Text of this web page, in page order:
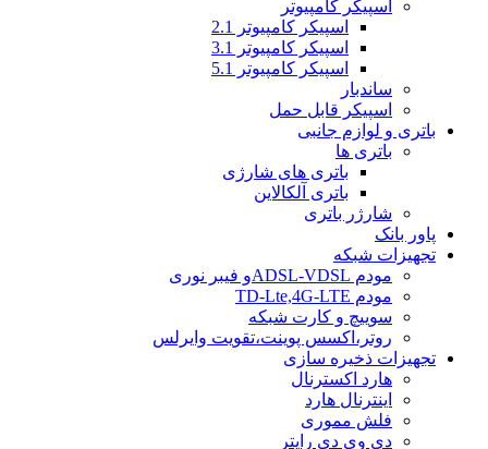
اسپیکر کامپیوتر
اسپیکر کامپیوتر 2.1
اسپیکر کامپیوتر 3.1
اسپیکر کامپیوتر 5.1
ساندبار
اسپیکر قابل حمل
باتری و لوازم جانبی
باتری ها
باتری های شارژی
باتری آلکالاین
شارژر باتری
پاور بانک
تجهیزات شبکه
مودم ADSL-VDSLو فیبر نوری
مودم TD-Lte,4G-LTE
سوییچ و کارت شبکه
روتر،اکسس پوینت،تقویت وایرلس
تجهیزات ذخیره سازی
هارد اکسترنال
اینترنال هارد
فلش مموری
دی وی دی رایتر